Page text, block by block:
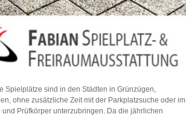
Spielplätze sind in den Städten in Grünzügen,
ohne zusätzliche Zeit mit der Parkplatzsuche oder im
Prüfkörper unterzubringen. Da die jährlichen